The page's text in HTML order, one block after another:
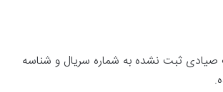
ثبت نشده به شماره سریال و شناسه